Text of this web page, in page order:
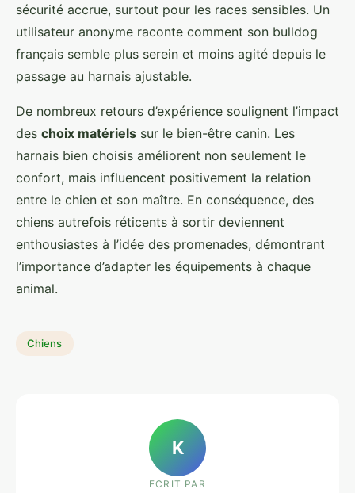
sécurité accrue, surtout pour les races sensibles. Un
utilisateur anonyme raconte comment son bulldog
français semble plus serein et moins agité depuis le
passage au harnais ajustable.
De nombreux retours d’expérience soulignent l’impact
des choix matériels sur le bien-être canin. Les
harnais bien choisis améliorent non seulement le
confort, mais influencent positivement la relation
entre le chien et son maître. En conséquence, des
chiens autrefois réticents à sortir deviennent
enthousiastes à l’idée des promenades, démontrant
l’importance d’adapter les équipements à chaque
animal.
Chiens
K
ECRIT PAR